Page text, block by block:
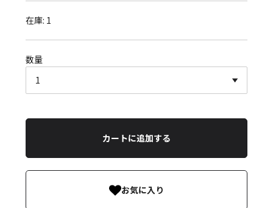
在庫: 1
数量
カートに追加する
お気に入り